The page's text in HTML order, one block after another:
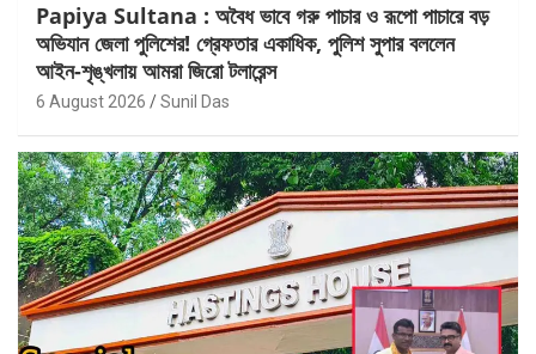
Papiya Sultana : অবৈধ ভাবে গরু পাচার ও রূপো পাচারে বড়
অভিযান জেলা পুলিশের! গ্রেফতার একাধিক, পুলিশ সুপার বললেন
আইন-শৃঙ্খলায় আমরা জিরো টলারেন্স
6 August 2026 Sunil Das